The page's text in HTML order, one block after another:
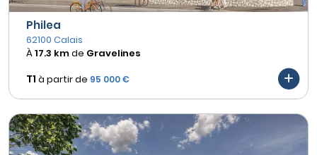
Philea
62100 Calais
À17.3 kmde Gravelines
T1 à partir de 95 000 €